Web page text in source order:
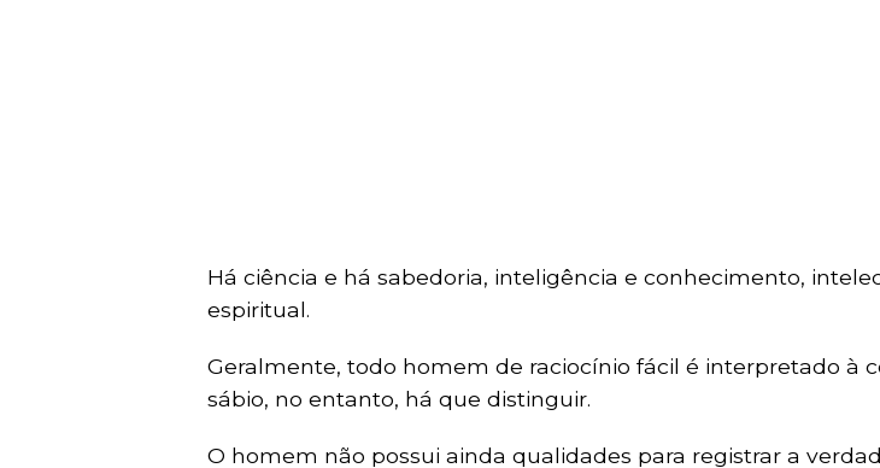
Há ciência e há sabedoria, inteligência e conhecimento,
espiritual.
Geralmente, todo homem de raciocínio fácil é interpretado à
sábio, no entanto, há que distinguir.
O homem não possui ainda qualidades para registrar a